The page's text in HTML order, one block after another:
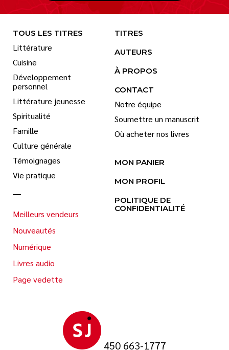
450 663-1777
TOUS LES TITRES
Littérature
Cuisine
Développement
personnel
Littérature jeunesse
Spiritualité
Famille
Culture générale
Témoignages
Vie pratique
Meilleurs vendeurs
Nouveautés
Numérique
Livres audio
Page vedette
TITRES
AUTEURS
À PROPOS
CONTACT
Notre équipe
Soumettre un manuscrit
Où acheter nos livres
MON PANIER
MON PROFIL
POLITIQUE DE
CONFIDENTIALITÉ